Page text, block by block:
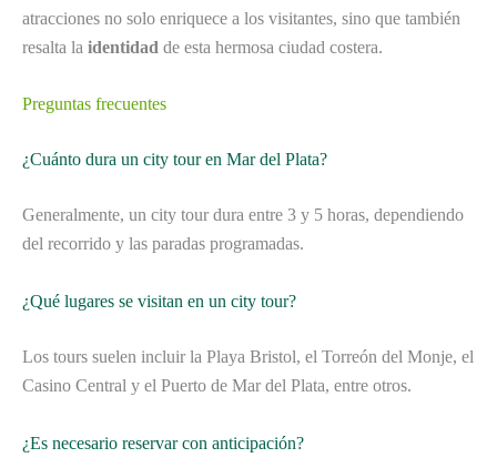
atracciones no solo enriquece a los visitantes, sino que también
resalta la identidad de esta hermosa ciudad costera.
Preguntas frecuentes
¿Cuánto dura un city tour en Mar del Plata?
Generalmente, un city tour dura entre 3 y 5 horas, dependiendo
del recorrido y las paradas programadas.
¿Qué lugares se visitan en un city tour?
Los tours suelen incluir la Playa Bristol, el Torreón del Monje, el
Casino Central y el Puerto de Mar del Plata, entre otros.
¿Es necesario reservar con anticipación?